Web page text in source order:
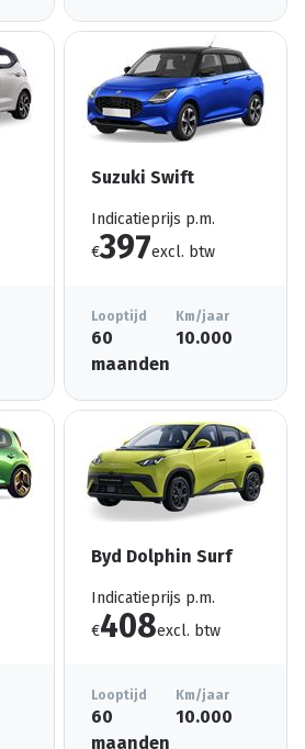
Suzuki Swift
Indicatieprijs p.m.
€397excl. btw
Looptijd
60
maanden
Km/jaar
10.000
Byd Dolphin Surf
Indicatieprijs p.m.
€408excl. btw
Looptijd
60
maanden
Km/jaar
10.000